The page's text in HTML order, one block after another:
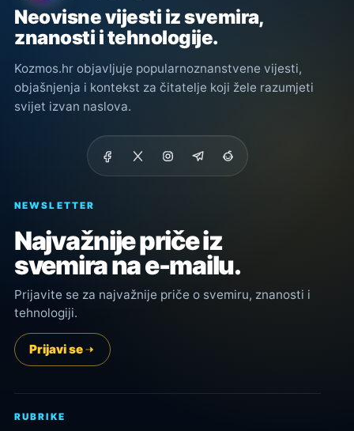
Neovisne vijesti iz svemira,
znanosti i tehnologije.
Kozmos.hr objavljuje popularnoznanstvene vijesti,
objašnjenja i kontekst za čitatelje koji žele razumjeti
svijet izvan naslova.
NEWSLETTER
Najvažnije priče iz
svemira na e-mailu.
Prijavite se za najvažnije priče o svemiru, znanosti i
tehnologiji.
Prijavi se
RUBRIKE